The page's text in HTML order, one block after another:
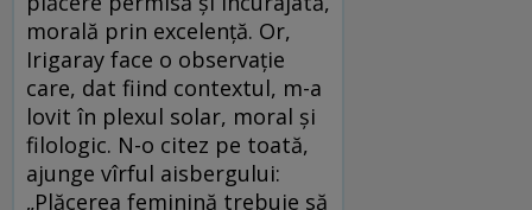
morală prin excelenţă. Or,
Irigaray face o observaţie
care, dat fiind contextul, m-a
lovit în plexul solar, moral şi
filologic. N-o citez pe toată,
ajunge vîrful aisbergului:
„Plăcerea feminină trebuie să